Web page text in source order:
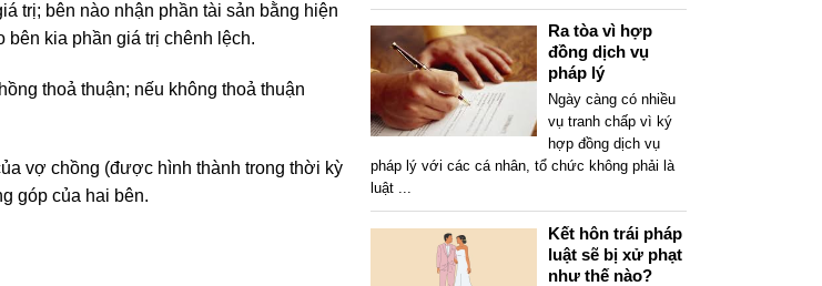
trị; bên nào nhận phần tài sản bằng hiện
kia phần giá trị chênh lệch.
thoả thuận; nếu không thoả thuận
vợ chồng (được hình thành trong thời kỳ
góp của hai bên.
Ra tòa vì hợp
đồng dịch vụ
pháp lý
Ngày càng có nhiều
vụ tranh chấp vì ký
hợp đồng dịch vụ
pháp lý với các cá nhân, tổ chức không phải là
luật ...
Kết hôn trái pháp
luật sẽ bị xử phạt
như thế nào?